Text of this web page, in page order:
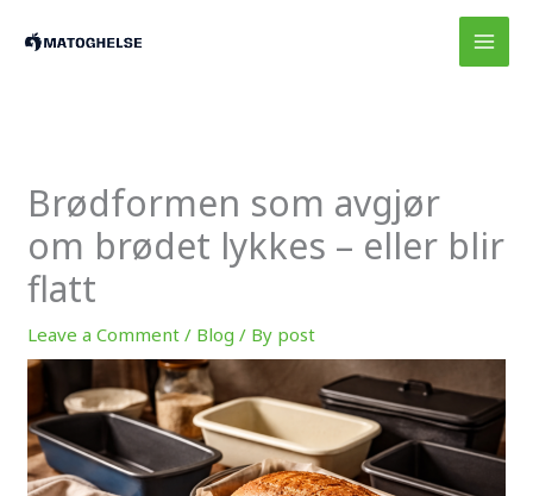
Brødformen som avgjør
om brødet lykkes – eller blir
flatt
Leave a Comment / Blog / By post